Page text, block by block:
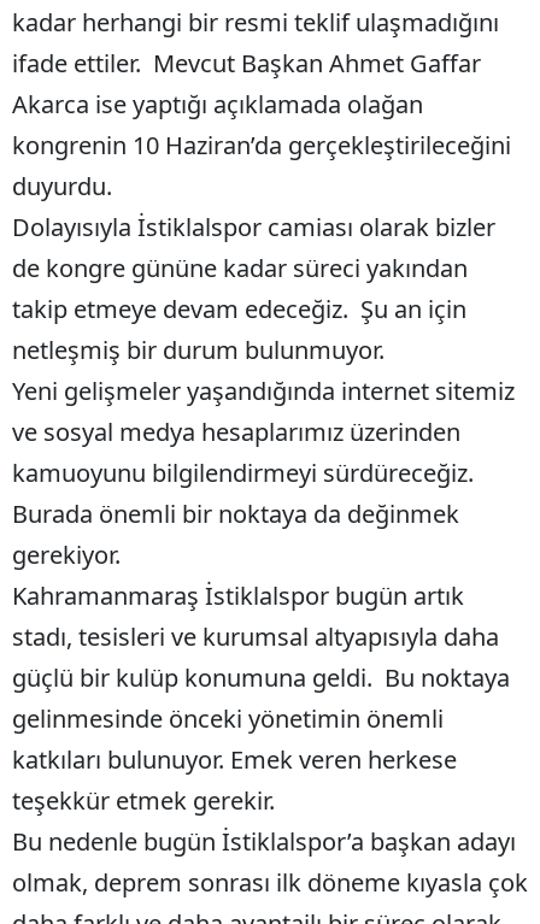
kadar herhangi bir resmi teklif ulaşmadığını
ifade ettiler. Mevcut Başkan Ahmet Gaffar
Akarca ise yaptığı açıklamada olağan
kongrenin 10 Haziran’da gerçekleştirileceğini
duyurdu.
Dolayısıyla İstiklalspor camiası olarak bizler
de kongre gününe kadar süreci yakından
takip etmeye devam edeceğiz. Şu an için
netleşmiş bir durum bulunmuyor.
Yeni gelişmeler yaşandığında internet sitemiz
ve sosyal medya hesaplarımız üzerinden
kamuoyunu bilgilendirmeyi sürdüreceğiz.
Burada önemli bir noktaya da değinmek
gerekiyor.
Kahramanmaraş İstiklalspor bugün artık
stadı, tesisleri ve kurumsal altyapısıyla daha
güçlü bir kulüp konumuna geldi. Bu noktaya
gelinmesinde önceki yönetimin önemli
katkıları bulunuyor. Emek veren herkese
teşekkür etmek gerekir.
Bu nedenle bugün İstiklalspor’a başkan adayı
olmak, deprem sonrası ilk döneme kıyasla çok